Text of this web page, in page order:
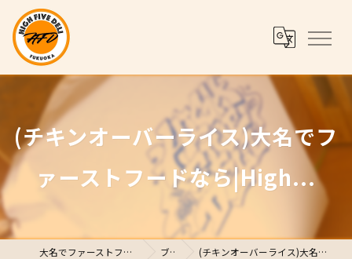
(チキンオーバーライス)大名でフ
ァーストフードなら|High...
大名でファーストフードならHigh Five Deli ブログ (チキンオーバーライス)大名でファーストフードなら|High...